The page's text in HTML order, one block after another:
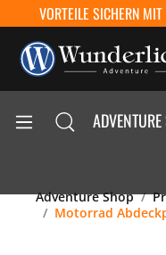
VORTEILE SICHERN
Adventure Shop
Motorrad